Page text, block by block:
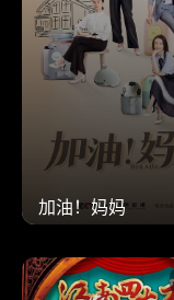
加油！妈妈